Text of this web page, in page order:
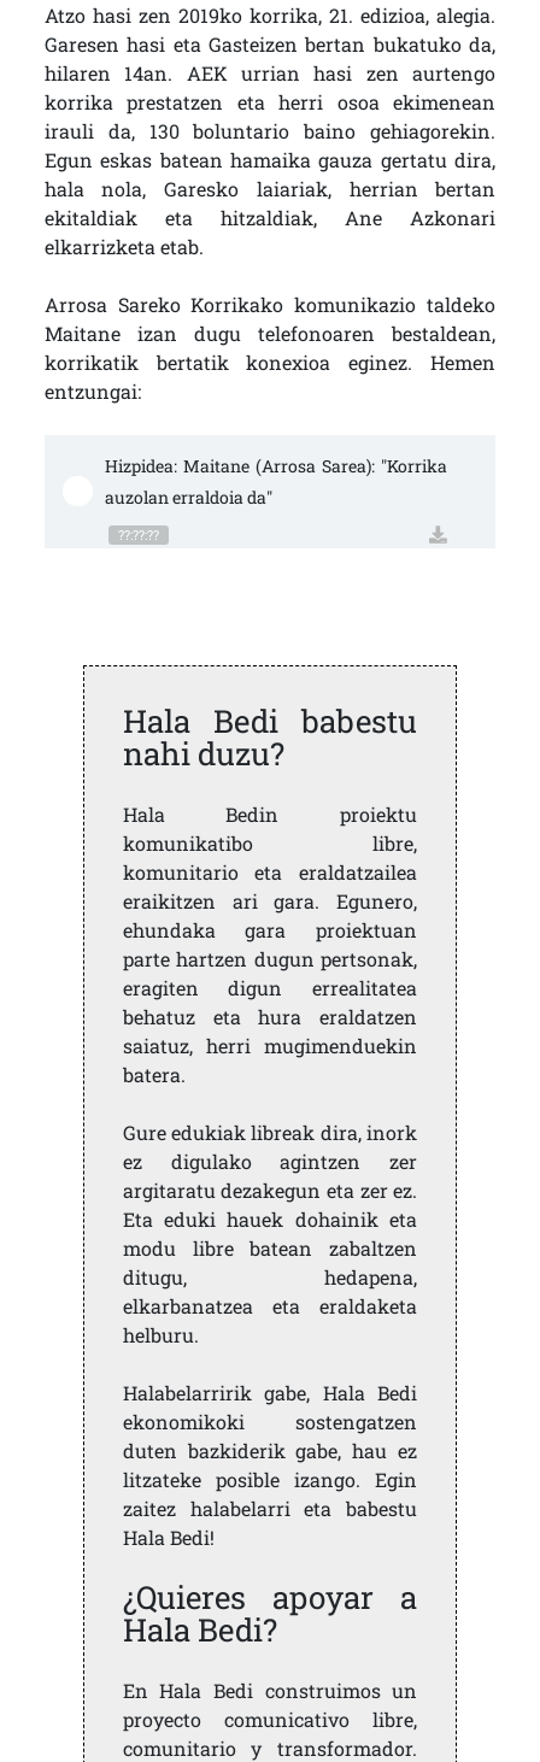
Atzo hasi zen 2019ko korrika, 21. edizioa, alegia.
Garesen hasi eta Gasteizen bertan bukatuko da,
hilaren 14an. AEK urrian hasi zen aurtengo
korrika prestatzen eta herri osoa ekimenean
irauli da, 130 boluntario baino gehiagorekin.
Egun eskas batean hamaika gauza gertatu dira,
hala nola, Garesko laiariak, herrian bertan
ekitaldiak eta hitzaldiak, Ane Azkonari
elkarrizketa etab.
Arrosa Sareko Korrikako komunikazio taldeko
Maitane izan dugu telefonoaren bestaldean,
korrikatik bertatik konexioa eginez. Hemen
entzungai:
Hizpidea: Maitane (Arrosa Sarea): "Korrika
auzolan erraldoia da"
??:??:??
Hala Bedi babestu
nahi duzu?
Hala Bedin proiektu
komunikatibo libre,
komunitario eta eraldatzailea
eraikitzen ari gara. Egunero,
ehundaka gara proiektuan
parte hartzen dugun pertsonak,
eragiten digun errealitatea
behatuz eta hura eraldatzen
saiatuz, herri mugimenduekin
batera.
Gure edukiak libreak dira, inork
ez digulako agintzen zer
argitaratu dezakegun eta zer ez.
Eta eduki hauek dohainik eta
modu libre batean zabaltzen
ditugu, hedapena,
elkarbanatzea eta eraldaketa
helburu.
Halabelarririk gabe, Hala Bedi
ekonomikoki sostengatzen
duten bazkiderik gabe, hau ez
litzateke posible izango. Egin
zaitez halabelarri eta babestu
Hala Bedi!
¿Quieres apoyar a
Hala Bedi?
En Hala Bedi construimos un
proyecto comunicativo libre,
comunitario y transformador.